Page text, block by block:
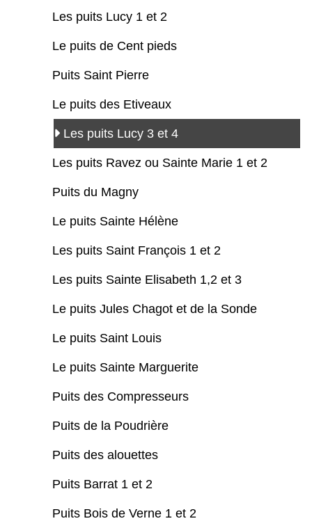
Les puits Lucy 1 et 2
Le puits de Cent pieds
Puits Saint Pierre
Le puits des Etiveaux
Les puits Lucy 3 et 4
Les puits Ravez ou Sainte Marie 1 et 2
Puits du Magny
Le puits Sainte Hélène
Les puits Saint François 1 et 2
Les puits Sainte Elisabeth 1,2 et 3
Le puits Jules Chagot et de la Sonde
Le puits Saint Louis
Le puits Sainte Marguerite
Puits des Compresseurs
Puits de la Poudrière
Puits des alouettes
Puits Barrat 1 et 2
Puits Bois de Verne 1 et 2